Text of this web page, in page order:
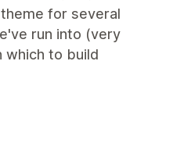
for several
run into (very
which to build